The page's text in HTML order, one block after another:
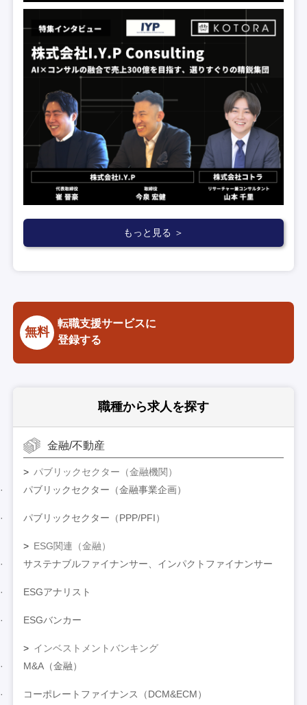
もっと見る ＞
無料
転職支援サービスに
登録する
職種から求人を探す
金融/不動産
パブリックセクター（金融機関）
パブリックセクター（金融事業企画）
パブリックセクター（PPP/PFI）
ESG関連（金融）
サステナブルファイナンサー、インパクトファイナンサー
ESGアナリスト
ESGバンカー
インベストメントバンキング
M&A（金融）
コーポレートファイナンス（DCM&ECM）